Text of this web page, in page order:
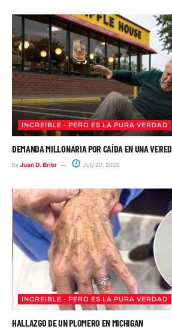
INCREIBLE - PERO ES LA PURA VERDAD
DEMANDA MILLONARIA POR CAÍDA EN UNA
byJuan D. Brito July 20, 2026
INCREIBLE - PERO ES LA PURA VERDAD
HALLAZGO DE UN PLOMERO EN MICHIGAN